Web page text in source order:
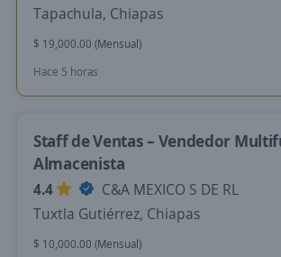
Tapachula, Chiapas
$ 19,000.00 (Mensual)
Hace 5 horas
Staff de Ventas – Vendedor
Almacenista
4.4
C&A MEXICO S DE RL
Tuxtla Gutiérrez, Chiapas
$ 10,000.00 (Mensual)